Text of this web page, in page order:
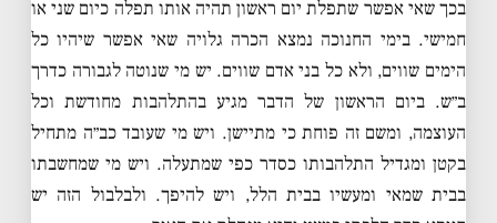
בכך שאי אפשר שתפלת יום ראשון תהיה אותו תפלה כיום שני או
חמישי. בימי החנוכה נמצא הכרה גלויה שאי אפשר שיהיו כל
הימים שווים, ולא כל בני אדם שווים. יש מי שנוטה לגבורה כדרך
ב״ש. ביום הראשון של הדבר מגיע בהתלהבות מחודשת וכל
העוצמה, ומשם זה פוחת כי מתיישן. ויש מי שעובד כב״ה מתחיל
בקטן ומגדיל התלהבותו כסדר כפי שמתעלה. ויש מי שמחשבתו
בבית שמאי ומעשיו בבית הלל, ויש להיפך. ולבלבול הזה יש